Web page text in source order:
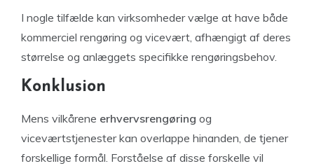
I nogle tilfælde kan virksomheder vælge at have både
kommerciel rengøring og vicevært, afhængigt af deres
størrelse og anlæggets specifikke rengøringsbehov.
Konklusion
Mens vilkårene erhvervsrengøring og
viceværtstjenester kan overlappe hinanden, de tjener
forskellige formål. Forståelse af disse forskelle vil